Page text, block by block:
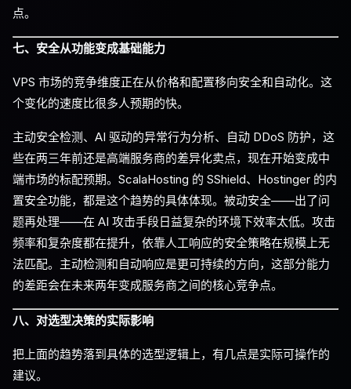
点。
七、安全从功能变成基础能力
VPS 市场的竞争维度正在从价格和配置移向安全和自动化。这
个变化的速度比很多人预期的快。
主动安全检测、AI 驱动的异常行为分析、自动 DDoS 防护，这
些在两三年前还是高端服务商的差异化卖点，现在开始变成中
端市场的标配预期。ScalaHosting 的 SShield、Hostinger 的内
置安全功能，都是这个趋势的具体体现。被动安全——出了问
题再处理——在 AI 攻击手段日益复杂的环境下效率太低。攻击
频率和复杂度都在提升，依靠人工响应的安全策略在规模上无
法匹配。主动检测和自动响应是更可持续的方向，这部分能力
的差距会在未来两年变成服务商之间的核心竞争点。
八、对选型决策的实际影响
把上面的趋势落到具体的选型逻辑上，有几点是实际可操作的
建议。